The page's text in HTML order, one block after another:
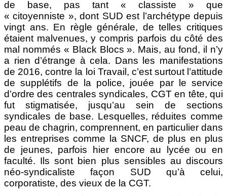
de base, pas tant « classiste » que
« citoyenniste », dont SUD est l’archétype depuis
vingt ans. En règle générale, de telles critiques
étaient malvenues, y compris parfois du côté des
mal nommés « Black Blocs ». Mais, au fond, il n’y
a rien d’étrange à cela. Dans les manifestations
de 2016, contre la loi Travail, c’est surtout l’attitude
de supplétifs de la police, jouée par le service
d’ordre des centrales syndicales, CGT en tête, qui
fut stigmatisée, jusqu’au sein de sections
syndicales de base. Lesquelles, réduites comme
peau de chagrin, comprennent, en particulier dans
les entreprises comme la SNCF, de plus en plus
de jeunes, parfois hier encore au lycée ou en
faculté. Ils sont bien plus sensibles au discours
néo-syndicaliste façon SUD qu’à celui,
corporatiste, des vieux de la CGT.